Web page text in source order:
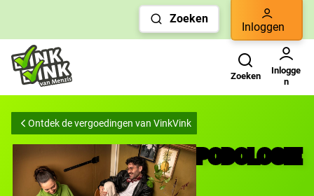
snelle
navigatie
Zoeken
Inloggen
Zoeken
Inlogge
n
Ontdek de vergoedingen van VinkVink
PODOLOGIE